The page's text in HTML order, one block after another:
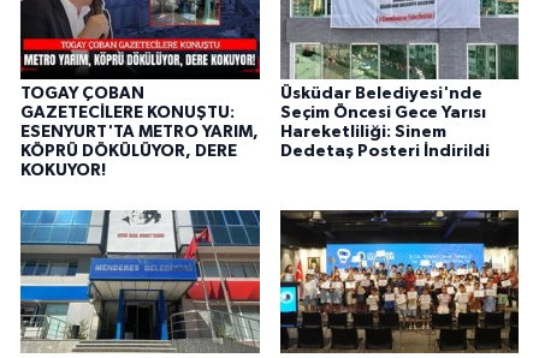
TOGAY ÇOBAN
GAZETECİLERE KONUŞTU:
ESENYURT'TA METRO YARIM,
KÖPRÜ DÖKÜLÜYOR, DERE
KOKUYOR!
Üsküdar Belediyesi'nde
Seçim Öncesi Gece Yarısı
Hareketliliği: Sinem
Dedetaş Posteri İndirildi